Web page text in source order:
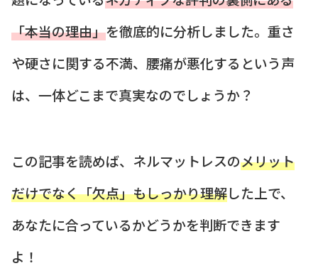
「本当の理由」を徹底的に分析しました。重さ
や硬さに関する不満、腰痛が悪化するという声
は、一体どこまで真実なのでしょうか？
この記事を読めば、ネルマットレスのメリット
だけでなく「欠点」もしっかり理解した上で、
あなたに合っているかどうかを判断できます
よ！